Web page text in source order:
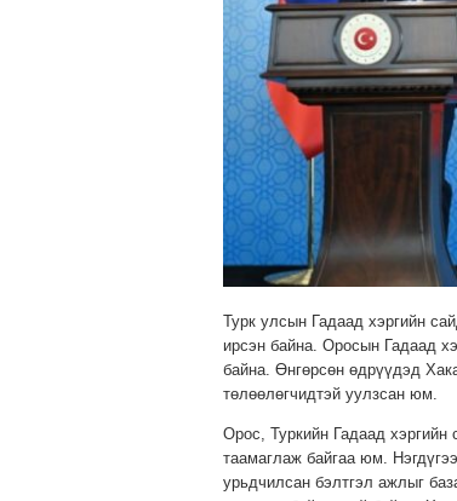
Турк улсын Гадаад хэргийн
ирсэн байна. Оросын Гадаад
байна. Өнгөрсөн өдрүүдэд
төлөөлөгчидтэй уулзсан юм.
Орос, Туркийн Гадаад хэргийн
таамаглаж байгаа юм.
урьдчилсан бэлтгэл ажлыг